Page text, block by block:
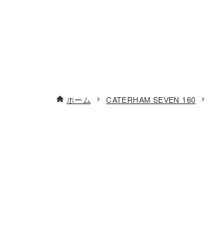
ホーム CATERHAM SEVEN 160